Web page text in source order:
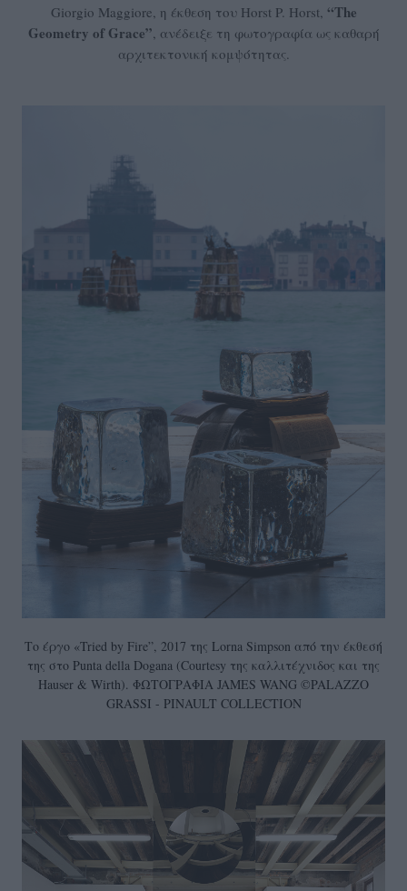
Giorgio Maggiore, η έκθεση του Horst P. Horst, “The
Geometry ofGrace” , ανέδειξε τη φωτογραφία ως καθαρή
αρχιτεκτονική κομψότητας.
Το έργο «Tried by Fire”, 2017 της Lorna Simpson από την έκθεσή
της στο Punta della Dogana (Courtesy της καλλιτέχνιδος και της
Hauser & Wirth). ΦΩΤΟΓΡΑΦΙΑ JAMES WANG ©PALAZZO
GRASSI - PINAULT COLLECTION